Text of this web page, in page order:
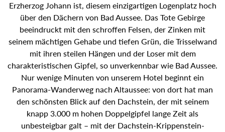
Erzherzog Johann ist, diesem einzigartigen Logenplatz hoch
über den Dächern von Bad Aussee. Das Tote Gebirge
beeindruckt mit den schroffen Felsen, der Zinken mit
seinem mächtigen Gehabe und tiefen Grün, die Trisselwand
mit ihren steilen Hängen und der Loser mit dem
charakteristischen Gipfel, so unverkennbar wie Bad Aussee.
Nur wenige Minuten von unserem Hotel beginnt ein
Panorama-Wanderweg nach Altaussee: von dort hat man
den schönsten Blick auf den Dachstein, der mit seinem
knapp 3.000 m hohen Doppelgipfel lange Zeit als
unbesteigbar galt – mit der Dachstein-Krippenstein-